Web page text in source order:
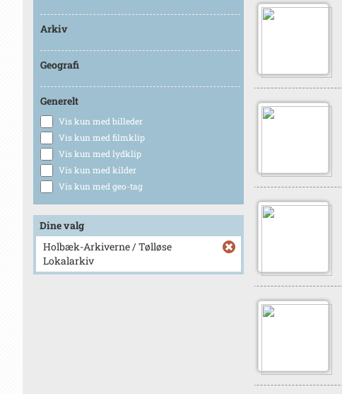
Arkiv
Geografi
Generelt
Vis kun med billeder
Vis kun med filmklip
Vis kun med lydklip
Vis kun med kilder
Vis kun med geo-tag
Dine valg
Holbæk-Arkiverne / Tølløse
Lokalarkiv